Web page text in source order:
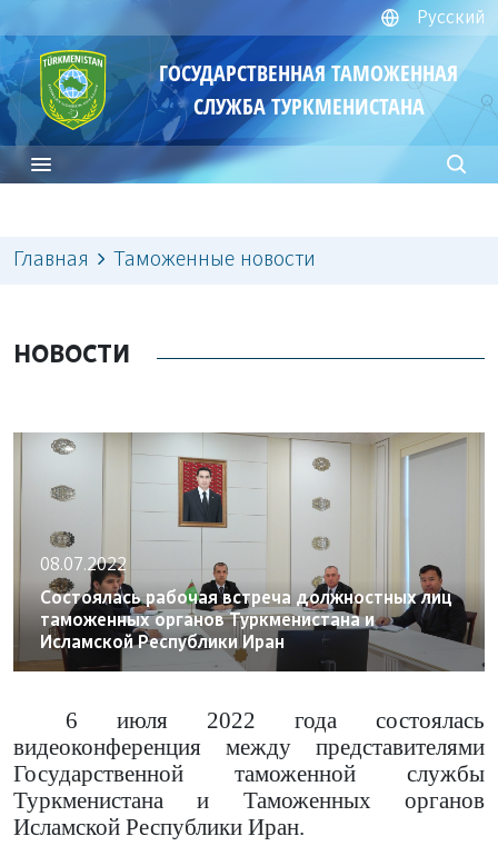
Русский
ГОСУДАРСТВЕННАЯ ТАМОЖЕННАЯ
СЛУЖБА ТУРКМЕНИСТАНА
Главная Таможенные новости
НОВОСТИ
08.07.2022
Состоялась рабочая встреча должностных лиц
таможенных органов Туркменистана и
Исламской Республики Иран
6 июля 2022 года состоялась
видеоконференция между представителями
Государственной таможенной службы
Туркменистана и Таможенных органов
Исламской Республики Иран.